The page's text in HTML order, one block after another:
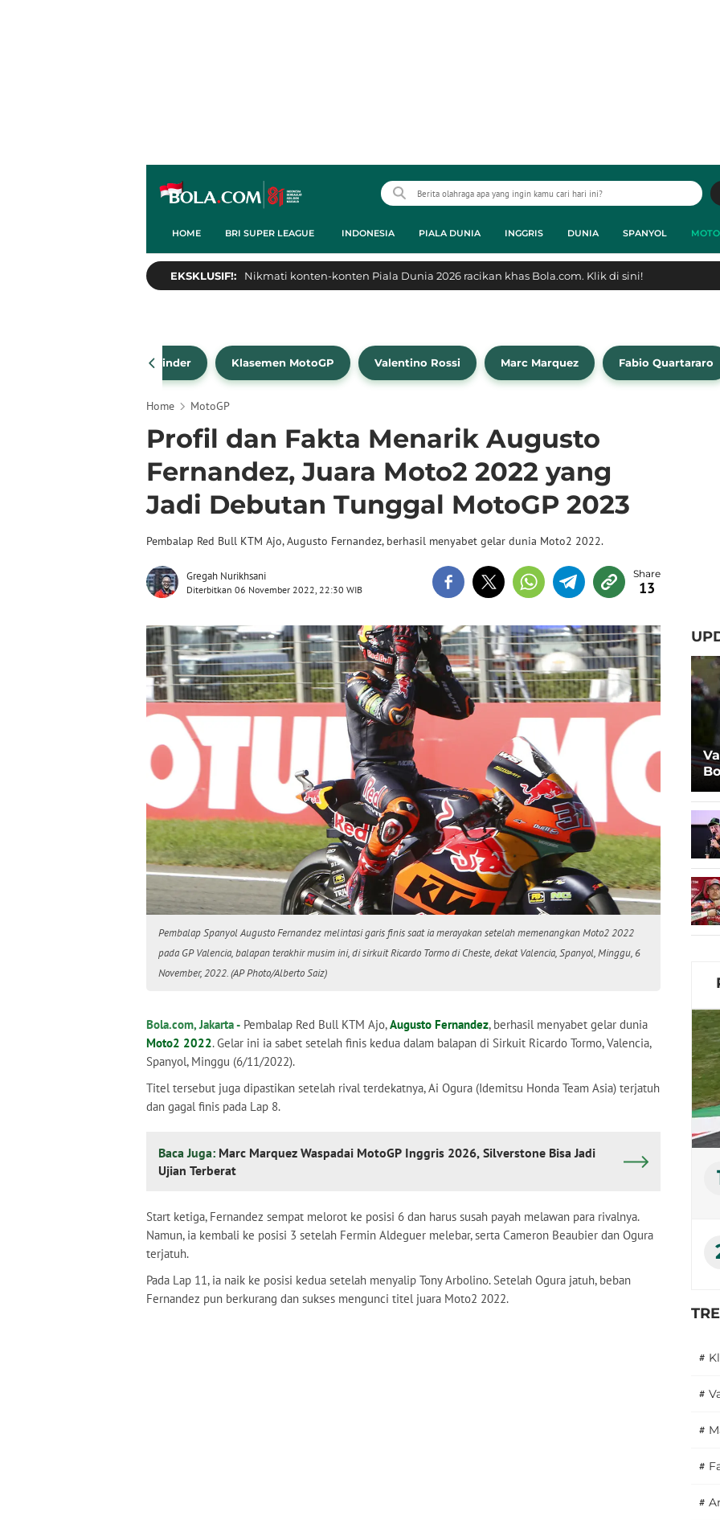
HOME BRI SUPER LEAGUE INDONESIA PIALA DUNIA INGGRIS DUNIA SPANYOL
EKSKLUSIF!: Nikmati konten-konten Piala Dunia 2026 racikan khas Bola.com. Klik di sini!
Brad Binder Klasemen MotoGP Valentino Rossi Marc Marquez Fabio Quartararo
Home MotoGP
Profil dan Fakta Menarik Augusto
Fernandez, Juara Moto2 2022 yang
Jadi Debutan Tunggal MotoGP 2023
Pembalap Red Bull KTM Ajo, Augusto Fernandez, berhasil menyabet gelar dunia Moto2 2022.
Gregah Nurikhsani
Diterbitkan 06 November 2022, 22:30 WIB 13
Pembalap Spanyol Augusto Fernandez melintasi garis finis saat ia merayakan setelah memenangkan Moto2 2022
pada GP Valencia, balapan terakhir musim ini, di sirkuit Ricardo Tormo di Cheste, dekat Valencia, Spanyol, Minggu, 6
November, 2022. (AP Photo/Alberto Saiz)
Bola.com, Jakarta - Pembalap Red Bull KTM Ajo,Augusto Fernandez, berhasil menyabet gelar dunia
Moto2 2022. Gelar ini ia sabet setelah finis kedua dalam balapan di Sirkuit Ricardo Tormo, Valencia,
Spanyol, Minggu (6/11/2022).
Titel tersebut juga dipastikan setelah rival terdekatnya, Ai Ogura (Idemitsu Honda Team Asia) terjatuh
dan gagal finis pada Lap 8.
Baca Juga: Marc Marquez Waspadai MotoGP Inggris 2026, Silverstone Bisa Jadi
Ujian Terberat
Start ketiga, Fernandez sempat melorot ke posisi 6 dan harus susah payah melawan para rivalnya.
Namun, ia kembali ke posisi 3 setelah Fermin Aldeguer melebar, serta Cameron Beaubier dan Ogura
terjatuh.
Pada Lap 11, ia naik ke posisi kedua setelah menyalip Tony Arbolino. Setelah Ogura jatuh, beban
Fernandez pun berkurang dan sukses mengunci titel juara Moto2 2022.
#
#
#
#
#